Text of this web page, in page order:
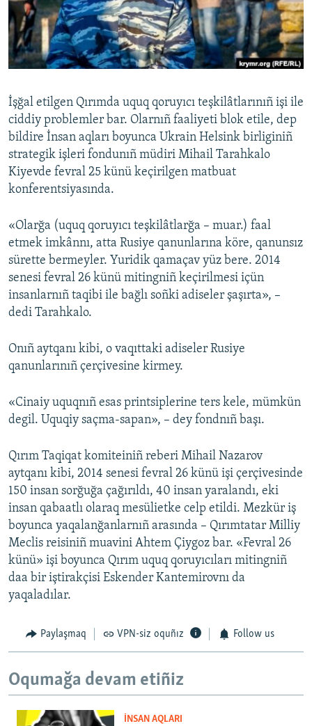
Русский
Українською
RFE/RS bütün saytları
İşğal etilgen Qırımda uquq qoruyıcı teşkilâtlarınıñ işi ile
ciddiy problemler bar. Olarnıñ faaliyeti blok etile, dep
bildire İnsan aqları boyunca Ukrain Helsink birliginiñ
strategik işleri fondunıñ müdiri Mihail Tarahkalo
Kiyevde fevral 25 künü keçirilgen matbuat
konferentsiyasında.
«Olarğa (uquq qoruyıcı teşkilâtlarğa – muar.) faal
etmek imkânnı, atta Rusiye qanunlarına köre, qanunsız
sürette bermeyler. Yuridik qamaçav yüz bere. 2014
senesi fevral 26 künü mitingniñ keçirilmesi içün
insanlarnıñ taqibi ile bağlı soñki adiseler şaşırta», –
dedi Tarahkalo.
Onıñ aytqanı kibi, o vaqıttaki adiseler Rusiye
qanunlarınıñ çerçivesine kirmey.
«Cinaiy uquqnıñ esas printsiplerine ters kele, mümkün
degil. Uquqiy saçma-sapan», – dey fondnıñ başı.
Qırım Taqiqat komiteiniñ reberi Mihail Nazarov
aytqanı kibi, 2014 senesi fevral 26 künü işi çerçivesinde
150 insan sorğuğa çağırıldı, 40 insan yaralandı, eki
insan qabaatlı olaraq mesülietke celp etildi. Mezkür iş
boyunca yaqalanğanlarnıñ arasında – Qırımtatar Milliy
Meclis reisiniñ muavini Ahtem Çiygoz bar. «Fevral 26
künü» işi boyunca Qırım uquq qoruyıcıları mitingniñ
daa bir iştirakçisi Eskender Kantemirovnı da
yaqaladılar.
Paylaşmaq VPN-siz oquñız Follow us
Oqumağa devam etiñiz
İNSAN AQLARI